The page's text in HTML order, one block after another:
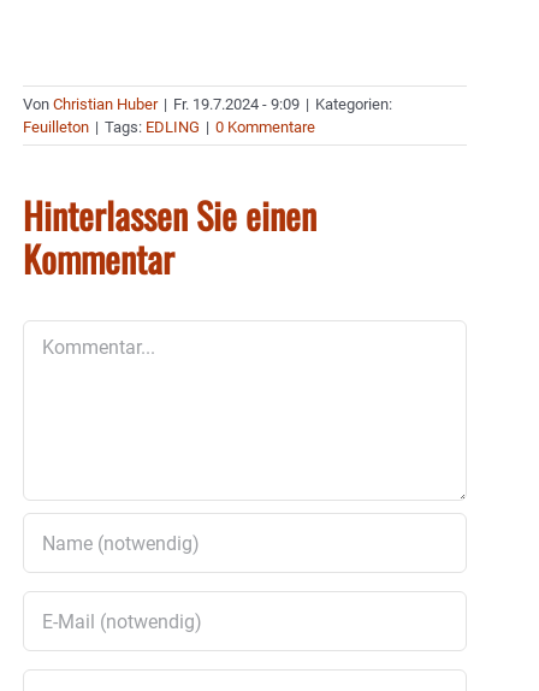
Von Christian Huber | Fr. 19.7.2024 - 9:09 | Kategorien:
Feuilleton | Tags: EDLING | 0 Kommentare
Hinterlassen Sie einen
Kommentar